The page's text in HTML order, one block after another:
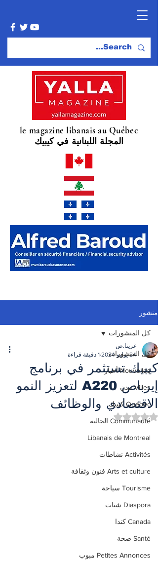
le magazine libanais au Québec
المجلة اللبنانية في كيبيك
منشور
كل المنشورات
Nouvelles أخبار
Villes مدن
Québec كيبيك
Communauté الجالية
Libanais de Montreal
Activités نشاطات
Arts et culture فنون وثقافة
Tourisme سياحة
Diaspora شتات
Canada كندا
Santé صحة
Petites Annonces مبوب
كل المنشورات
كيبيك تستثمر في برنامج
إيرباص A220 لتعزيز النمو
الاقتصادي والوظائف
غريتا.ص
24 يوليو 2024
1 دقيقة قراءة
تم التقييم بـ ليس رقمًا من أصل 5 نجوم.